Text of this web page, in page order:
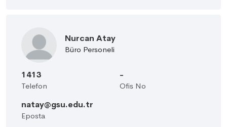
Nurcan Atay
Büro Personeli
1413
Telefon
-
Ofis No
natay@gsu.edu.tr
Eposta